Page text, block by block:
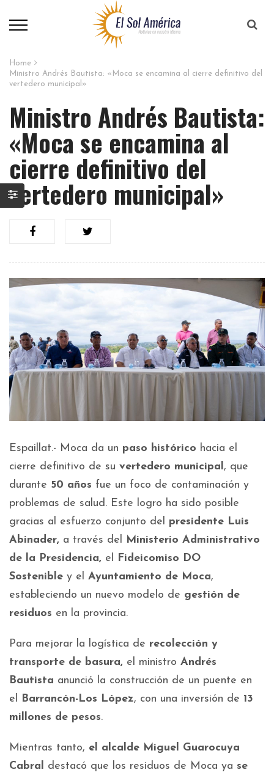
Home
Ministro Andrés Bautista: «Moca se encamina al cierre definitivo del
vertedero municipal»
Ministro Andrés Bautista:
«Moca se encamina al
cierre definitivo del
vertedero municipal»
Espaillat.- Moca da un paso histórico hacia el
cierre definitivo de su vertedero municipal, que
durante 50 años fue un foco de contaminación y
problemas de salud. Este logro ha sido posible
gracias al esfuerzo conjunto del presidente Luis
Abinader, a través del Ministerio Administrativo
de la Presidencia, el Fideicomiso DO
Sostenible y el Ayuntamiento de Moca,
estableciendo un nuevo modelo de gestión de
residuos en la provincia.
Para mejorar la logística de recolección y
transporte de basura, el ministro Andrés
Bautista anunció la construcción de un puente en
el Barrancón-Los López, con una inversión de 13
millones de pesos.
Mientras tanto, el alcalde Miguel Guarocuya
Cabral destacó que los residuos de Moca ya se